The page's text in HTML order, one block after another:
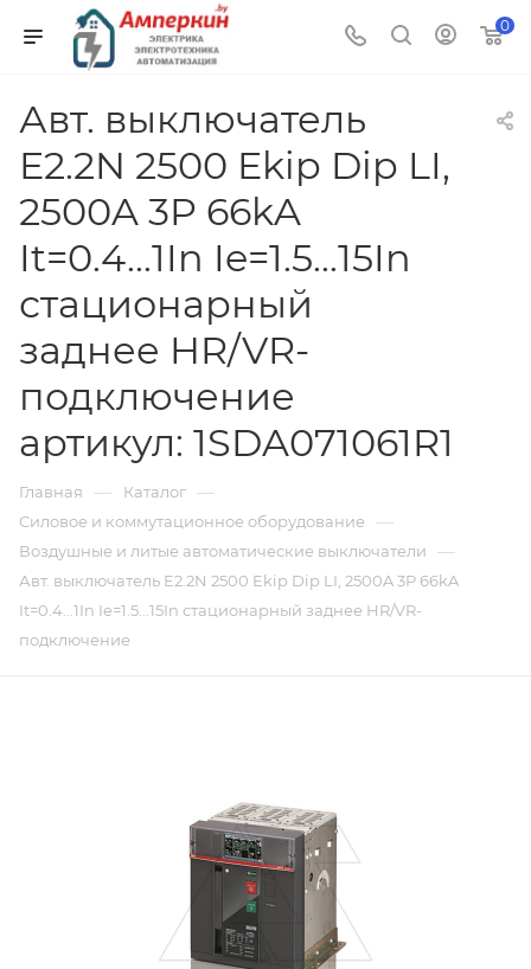
0
Авт. выключатель
E2.2N 2500 Ekip Dip LI,
2500A 3P 66kA
It=0.4...1In Ie=1.5...15In
стационарный
заднее HR/VR-
подключение
артикул: 1SDA071061R1
Главная — Каталог —
Силовое и коммутационное оборудование —
Воздушные и литые автоматические выключатели —
Авт. выключатель E2.2N 2500 Ekip Dip LI, 2500A 3P 66kA
It=0.4...1In Ie=1.5...15In стационарный заднее HR/VR-
подключение